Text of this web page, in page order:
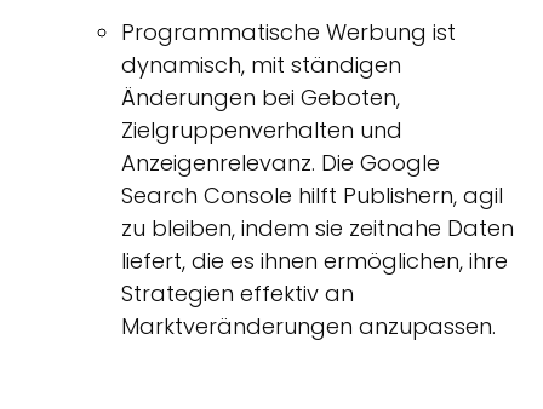
Programmatische Werbung ist
dynamisch, mit ständigen
Änderungen bei Geboten,
Zielgruppenverhalten und
Anzeigenrelevanz. Die Google
Search Console hilft Publishern, agil
zu bleiben, indem sie zeitnahe Daten
liefert, die es ihnen ermöglichen, ihre
Strategien effektiv an
Marktveränderungen anzupassen.